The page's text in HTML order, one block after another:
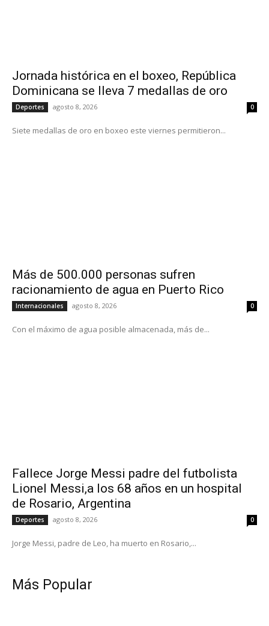
Jornada histórica en el boxeo, República
Dominicana se lleva 7 medallas de oro
Deportes agosto 8, 2026 0
Siete medallas de oro en boxeo este viernes permitieron...
Más de 500.000 personas sufren
racionamiento de agua en Puerto Rico
Internacionales agosto 8, 2026 0
Con el máximo de agua posible almacenada, más de...
Fallece Jorge Messi padre del futbolista
Lionel Messi,a los 68 años en un hospital
de Rosario, Argentina
Deportes agosto 8, 2026 0
Jorge Messi, padre de Leo, ha muerto en Rosario,...
Más Popular